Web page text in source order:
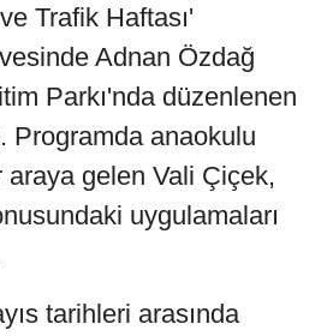
Trafik Haftası'
Adnan Özdağ
Parkı'nda düzenlenen
Programda anaokulu
gelen Vali Çiçek,
uygulamaları
tarihleri arasında